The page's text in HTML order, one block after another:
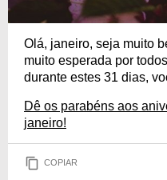
Olá, janeiro, seja muito
muito esperada por
durante estes 31 dias,
Dê os parabéns aos
janeiro!
COPIAR